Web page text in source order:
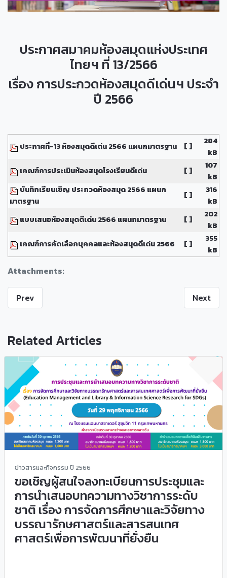
ประกาศสมาคมห้องสมุดแห่งประเทศ
ไทยฯ ที่ 13/2566
เรื่อง การประกวดห้องสมุดดีเด่นฯ ประจำ
ปี 2566
Attachments:
ประกาศที่-13 ห้องสมุดดีเด่น 2566 แผนกมาตรฐาน [ ]
284
kB
เกณฑ์การประเมินห้องสมุดโรงเรียนดีเด่น
[ ]
107
kB
บันทึกเรียนเชิญ ประกวดห้องสมุด 2566 แผนก
มาตรฐาน
[ ]
316
kB
แบบเสนอห้องสมุดดีเด่น 2566 แผนกมาตรฐาน
[ ]
202
kB
เกณฑ์การคัดเลือกบุคคลและห้องสมุดดีเด่น 2566
[ ]
355
kB
Prev Next
Related Articles
ข่าวสารและกิจกรรม ปี 2566
ขอเชิญผู้สนใจลงทะเบียนการประชุมและ
การนำเสนอบทความทางวิชาการระดับ
ชาติ เรื่อง การจัดการศึกษาและวิจัยทาง
บรรณารักษศาสตร์และสารสนเทศ
ศาสตร์เพื่อการพัฒนาที่ยั่งยืน